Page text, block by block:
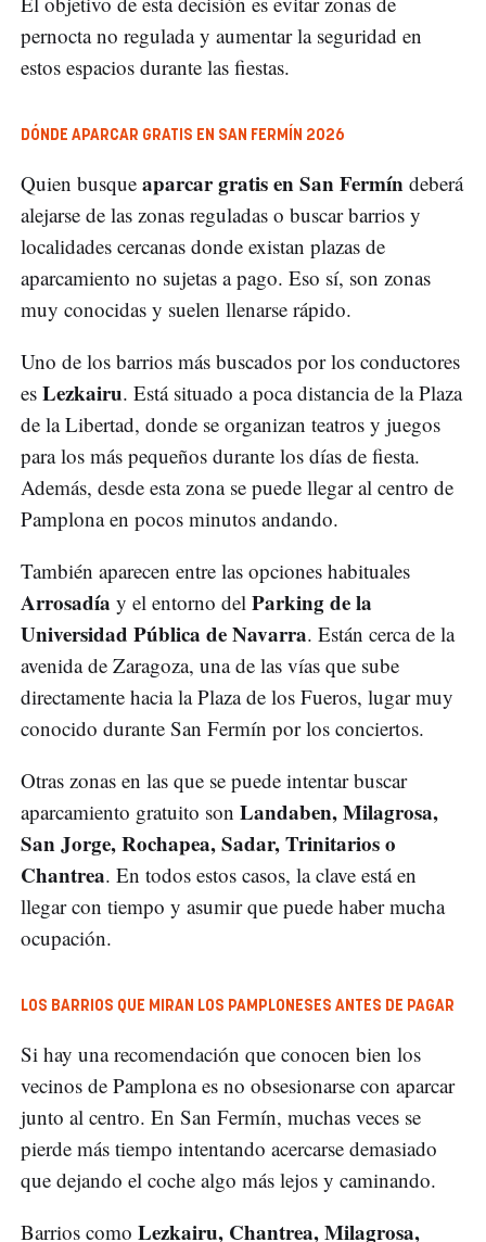
pernocta no regulada y aumentar la seguridad en
estos espacios durante las fiestas.
DÓNDE APARCAR GRATIS EN SAN FERMÍN 2026
Quien busque aparcar gratis en San Fermín deberá
alejarse de las zonas reguladas o buscar barrios y
localidades cercanas donde existan plazas de
aparcamiento no sujetas a pago. Eso sí, son zonas
muy conocidas y suelen llenarse rápido.
Uno de los barrios más buscados por los conductores
es Lezkairu. Está situado a poca distancia de la Plaza
de la Libertad, donde se organizan teatros y juegos
para los más pequeños durante los días de fiesta.
Además, desde esta zona se puede llegar al centro de
Pamplona en pocos minutos andando.
También aparecen entre las opciones habituales
Arrosadía y el entorno del Parking de la
Universidad Pública de Navarra. Están cerca de la
avenida de Zaragoza, una de las vías que sube
directamente hacia la Plaza de los Fueros, lugar muy
conocido durante San Fermín por los conciertos.
Otras zonas en las que se puede intentar buscar
aparcamiento gratuito son Landaben, Milagrosa,
San Jorge, Rochapea, Sadar, Trinitarios o
Chantrea. En todos estos casos, la clave está en
llegar con tiempo y asumir que puede haber mucha
ocupación.
LOS BARRIOS QUE MIRAN LOS PAMPLONESES ANTES DE PAGAR
Si hay una recomendación que conocen bien los
vecinos de Pamplona es no obsesionarse con aparcar
junto al centro. En San Fermín, muchas veces se
pierde más tiempo intentando acercarse demasiado
que dejando el coche algo más lejos y caminando.
Barrios como Lezkairu, Chantrea, Milagrosa,